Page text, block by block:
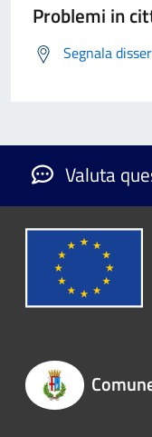
Problemi in
Segnala
Valuta